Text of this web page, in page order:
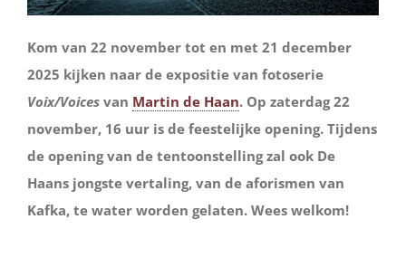
Kom van 22 november tot en met 21 december
2025 kijken naar de expositie van fotoserie
Voix/Voices van Martin de Haan. Op zaterdag 22
november, 16 uur is de feestelijke opening. Tijdens
de opening van de tentoonstelling zal ook De
Haans jongste vertaling, van de aforismen van
Kafka, te water worden gelaten. Wees welkom!